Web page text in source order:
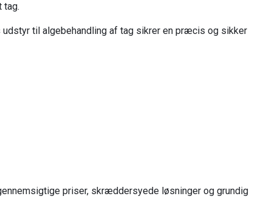
tag.
til algebehandling af tag sikrer en præcis og sikker
priser, skræddersyede løsninger og grundig